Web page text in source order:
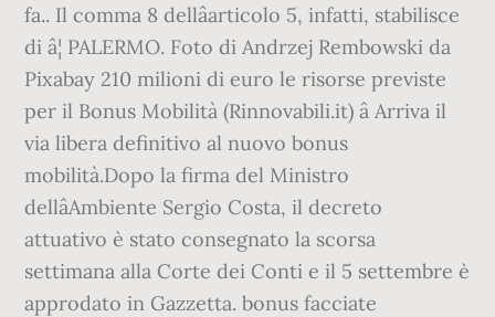
fa.. Il comma 8 dellâarticolo 5, infatti, stabilisce
di â¦ PALERMO. Foto di Andrzej Rembowski da
Pixabay 210 milioni di euro le risorse previste
per il Bonus Mobilità (Rinnovabili.it) â Arriva il
via libera definitivo al nuovo bonus
mobilità.Dopo la firma del Ministro
dellâAmbiente Sergio Costa, il decreto
attuativo è stato consegnato la scorsa
settimana alla Corte dei Conti e il 5 settembre è
approdato in Gazzetta. bonus facciate